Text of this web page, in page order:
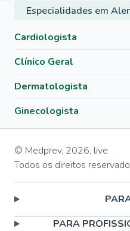
Especialidades em
Cardiologista
Clínico Geral
Dermatologista
Ginecologista
© Medprev, 2026, live
Todos os direitos
PARA